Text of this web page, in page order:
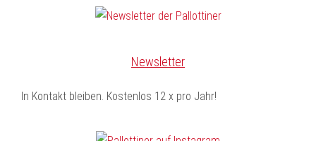
Newsletter
In Kontakt bleiben. Kostenlos 12 x pro Jahr!